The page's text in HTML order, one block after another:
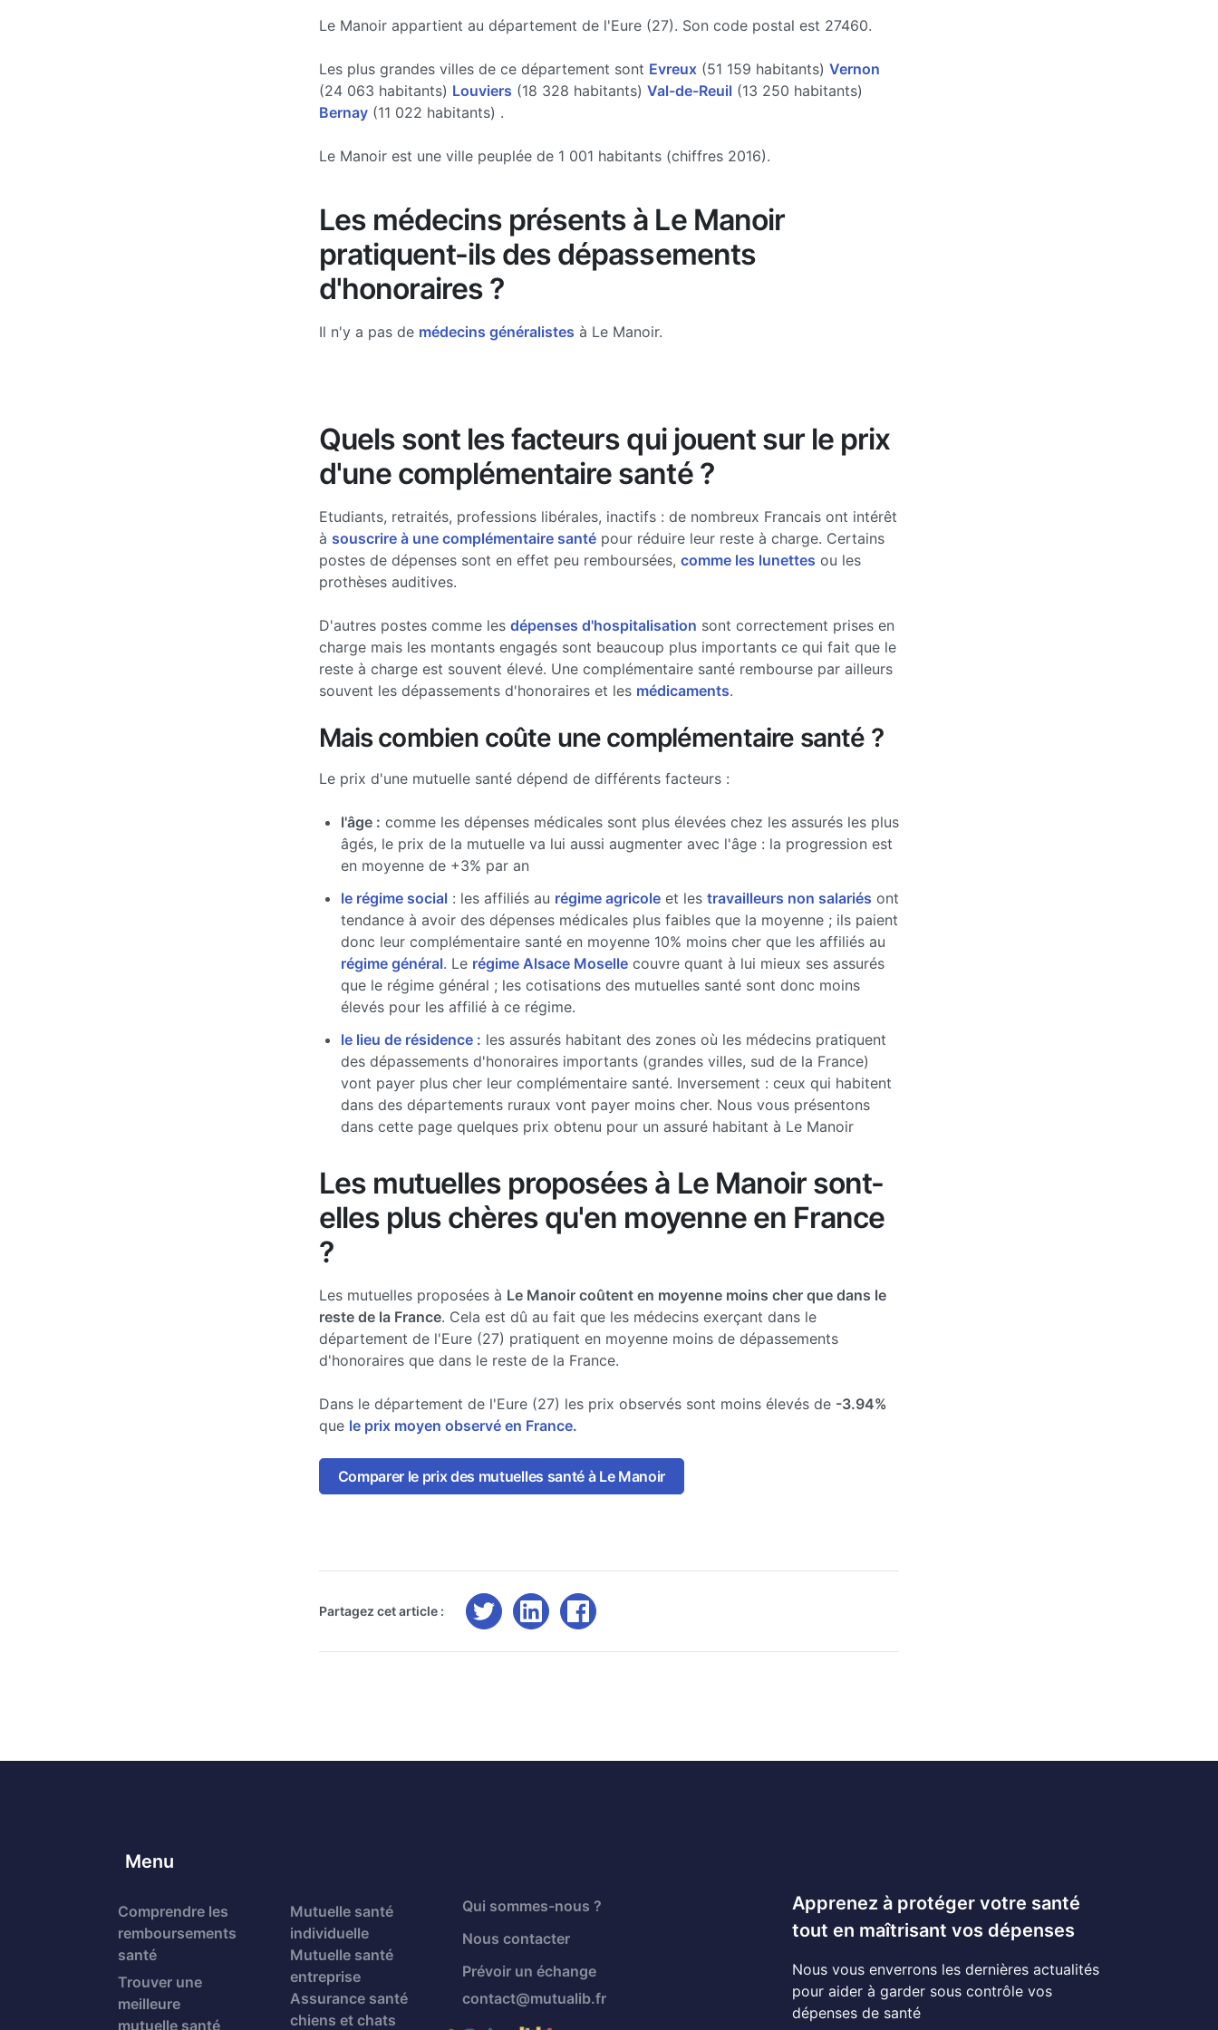
Le Manoir appartient au département de l'Eure (27). Son code postal est 27460.
Les plus grandes villes de ce département sont Evreux(51 159 habitants) Vernon
(24 063 habitants) Louviers (18 328 habitants) Val-de-Reuil (13 250 habitants)
Bernay(11 022 habitants) .
Le Manoir est une ville peuplée de 1 001 habitants (chiffres 2016).
Les médecins présents à Le Manoir
pratiquent-ils des dépassements
d'honoraires ?
Il n'y a pas de médecins généralistes à Le Manoir.
Quels sont les facteurs qui jouent sur le prix
d'une complémentaire santé ?
Etudiants, retraités, professions libérales, inactifs : de nombreux Francais ont intérêt
à souscrire à une complémentaire santépour réduire leur reste à charge. Certains
postes de dépenses sont en effet peu remboursées, comme les lunettes ou les
prothèses auditives.
D'autres postes comme les dépenses d'hospitalisation sont correctement prises en
charge mais les montants engagés sont beaucoup plus importants ce qui fait que le
reste à charge est souvent élevé. Une complémentaire santé rembourse par ailleurs
souvent les dépassements d'honoraires et les médicaments.
Mais combien coûte une complémentaire santé ?
Le prix d'une mutuelle santé dépend de différents facteurs :
l'âge : comme les dépenses médicales sont plus élevées chez les assurés les plus
âgés, le prix de la mutuelle va lui aussi augmenter avec l'âge : la progression est
en moyenne de +3% par an
le régime social : les affiliés au régime agricoleet les travailleurs non salariés ont
tendance à avoir des dépenses médicales plus faibles que la moyenne ; ils paient
donc leur complémentaire santé en moyenne 10% moins cher que les affiliés au
régime général. Le régime Alsace Mosellecouvre quant à lui mieux ses assurés
que le régime général ; les cotisations des mutuelles santé sont donc moins
élevés pour les affilié à ce régime.
le lieu de résidence : les assurés habitant des zones où les médecins pratiquent
des dépassements d'honoraires importants (grandes villes, sud de la France)
vont payer plus cher leur complémentaire santé. Inversement : ceux qui habitent
dans des départements ruraux vont payer moins cher. Nous vous présentons
dans cette page quelques prix obtenu pour un assuré habitant à Le Manoir
Les mutuelles proposées à Le Manoir sont-
elles plus chères qu'en moyenne en France
?
Les mutuelles proposées à Le Manoir coûtent en moyenne moins cher que dans le
reste de la France. Cela est dû au fait que les médecins exerçant dans le
département de l'Eure (27) pratiquent en moyenne moins de dépassements
d'honoraires que dans le reste de la France.
Dans le département de l'Eure (27) les prix observés sont moins élevés de -3.94%
que le prix moyen observé en France.
Comparer le prix des mutuelles santé à Le Manoir
Partagez cet article :
Menu
Comprendre les
remboursements
santé
Trouver une
meilleure
mutuelle santé
Mutuelle santé
individuelle
Mutuelle santé
entreprise
Assurance santé
chiens et chats
Qui sommes-nous ?
Nous contacter
Prévoir un échange
contact@mutualib.fr
Apprenez à protéger votre santé
tout en maîtrisant vos dépenses
Nous vous enverrons les dernières actualités
pour aider à garder sous contrôle vos
dépenses de santé